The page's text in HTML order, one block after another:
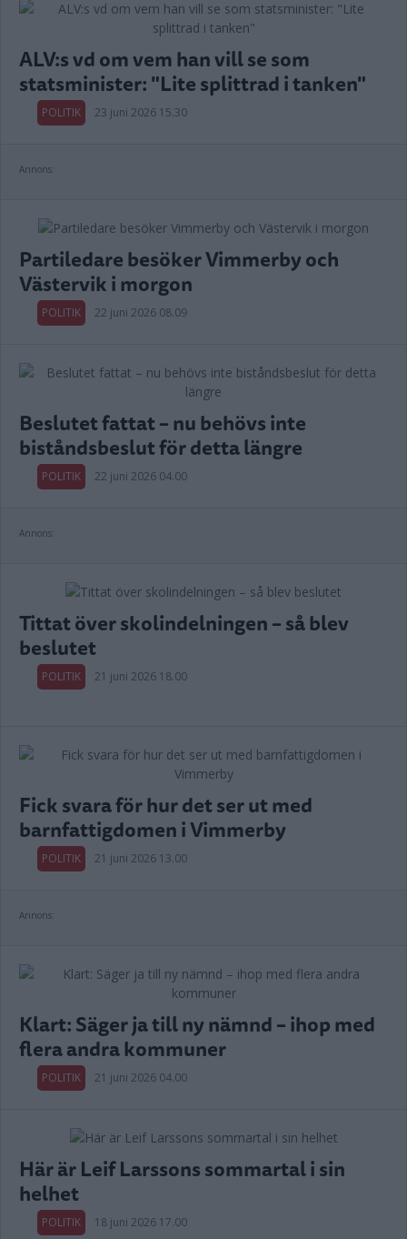
ALV:s vd om vem han vill se som
statsminister: "Lite splittrad i tanken"
POLITIK 23 juni 2026 15.30
Annons:
Partiledare besöker Vimmerby och
Västervik i morgon
POLITIK 22 juni 2026 08.09
Beslutet fattat – nu behövs inte
biståndsbeslut för detta längre
POLITIK 22 juni 2026 04.00
Annons:
Tittat över skolindelningen – så blev
beslutet
POLITIK 21 juni 2026 18.00
Fick svara för hur det ser ut med
barnfattigdomen i Vimmerby
POLITIK 21 juni 2026 13.00
Annons:
Klart: Säger ja till ny nämnd – ihop med
flera andra kommuner
POLITIK 21 juni 2026 04.00
Här är Leif Larssons sommartal i sin
helhet
POLITIK 18 juni 2026 17.00